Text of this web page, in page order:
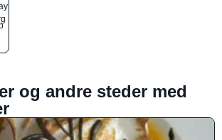
og andre steder med